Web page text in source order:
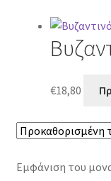
€18,80
Εμφάνιση του